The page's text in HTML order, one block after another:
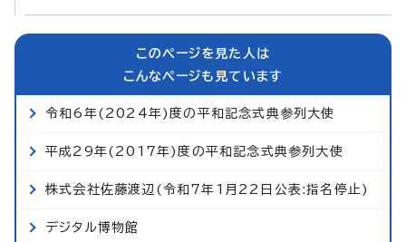
このページを見た人は
こんなページも見ています
令和6年(2024年)度の平和記念式典参列大使
平成29年(2017年)度の平和記念式典参列大使
株式会社佐藤渡辺(令和7年1月22日公表:指名停止)
デジタル博物館